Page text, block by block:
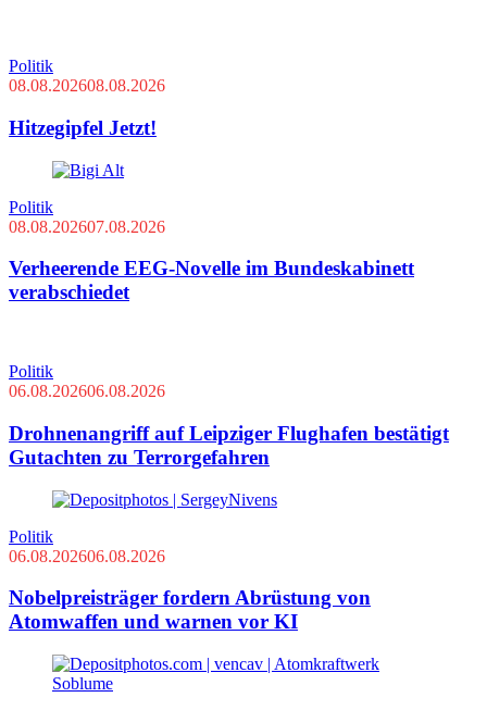
Politik
08.08.202608.08.2026
Hitzegipfel Jetzt!
Politik
08.08.202607.08.2026
Verheerende EEG-Novelle im Bundeskabinett
verabschiedet
Politik
06.08.202606.08.2026
Drohnenangriff auf Leipziger Flughafen bestätigt
Gutachten zu Terrorgefahren
Politik
06.08.202606.08.2026
Nobelpreisträger fordern Abrüstung von
Atomwaffen und warnen vor KI